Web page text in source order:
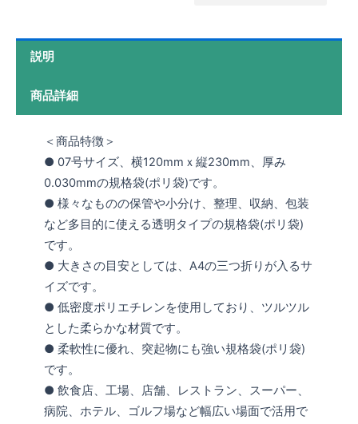
説明
商品詳細
＜商品特徴＞
● 07号サイズ、横120mmｘ縦230mm、厚み
0.030mmの規格袋(ポリ袋)です。
● 様々なものの保管や小分け、整理、収納、包装
など多目的に使える透明タイプの規格袋(ポリ袋)
です。
● 大きさの目安としては、A4の三つ折りが入るサ
イズです。
● 低密度ポリエチレンを使用しており、ツルツル
とした柔らかな材質です。
● 柔軟性に優れ、突起物にも強い規格袋(ポリ袋)
です。
● 飲食店、工場、店舗、レストラン、スーパー、
病院、ホテル、ゴルフ場など幅広い場面で活用で